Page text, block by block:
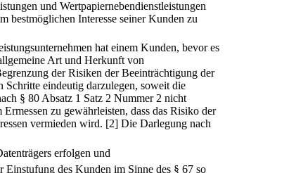
und Wertpapiernebendienstleistungen
bestmöglichen Interesse seiner Kunden zu
hat einem Kunden, bevor es
Art und Herkunft von
der Risiken der Beeinträchtigung der
Schritte eindeutig darzulegen, soweit die
§ 80 Absatz 1 Satz 2 Nummer 2 nicht
zu gewährleisten, dass das Risiko der
vermieden wird. [2] Die Darlegung nach
erfolgen und
Einstufung des Kunden im Sinne des § 67 so